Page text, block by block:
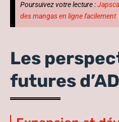
Poursuivez votre lecture :
des mangas en ligne facilement
Les
futures